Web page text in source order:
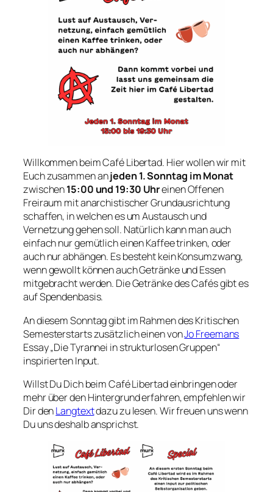
Willkommen beim Café Libertad. Hier wollen wir mit
Euch zusammen anjeden 1. Sonntag im Monat
zwischen15:00 und 19:30 Uhreinen Offenen
Freiraum mit anarchistischer Grundausrichtung
schaffen, in welchen es um Austausch und
Vernetzung gehen soll. Natürlich kann man auch
einfach nur gemütlich einen Kaffee trinken, oder
auch nur abhängen. Es besteht kein Konsumzwang,
wenn gewollt können auch Getränke und Essen
mitgebracht werden. Die Getränke des Cafés gibt es
auf Spendenbasis.
An diesem Sonntag gibt im Rahmen des Kritischen
Semesterstarts zusätzlich einen vonJo Freemans
Essay „Die Tyrannei in strukturlosen Gruppen“
inspirierten Input.
Willst Du Dich beim Café Libertad einbringen oder
mehr über den Hintergrund erfahren, empfehlen wir
Dir denLangtextdazu zu lesen. Wir freuen uns wenn
Du uns deshalb ansprichst.